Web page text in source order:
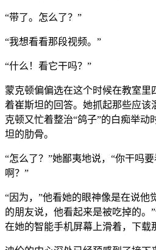
“带了。怎么了？”
“我想看看那段视频。”
“什么！看它干吗？”
蒙克顿偏偏选在这个时候在教室里
着崔斯坦的回答。她抓起那些应该
克顿又忙着整治“鸽子”的白痴举动
坦的肋骨。
“怎么了？”她鄙夷地说，“你干吗
啊？”
“因为，”他看她的眼神像是在说他
的朋友说，他看起来是被吃掉的。
在她的智能手机屏幕上滑着，下载